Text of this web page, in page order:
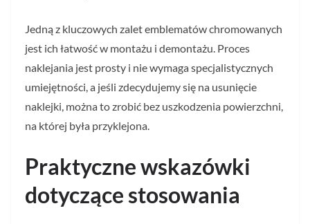
Jedną z kluczowych zalet emblematów chromowanych
jest ich łatwość w montażu i demontażu. Proces
naklejania jest prosty i nie wymaga specjalistycznych
umiejętności, a jeśli zdecydujemy się na usunięcie
naklejki, można to zrobić bez uszkodzenia powierzchni,
na której była przyklejona.
Praktyczne wskazówki
dotyczące stosowania